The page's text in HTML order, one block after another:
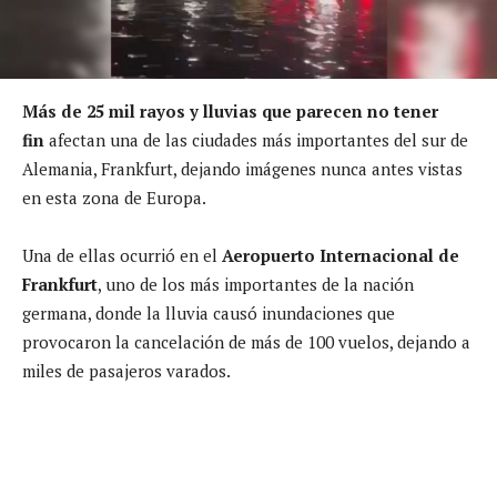
Más de 25 mil rayos y lluvias que parecen no tener
fin afectan una de las ciudades más importantes del sur de
Alemania, Frankfurt, dejando imágenes nunca antes vistas
en esta zona de Europa.
Una de ellas ocurrió en el Aeropuerto Internacional de
Frankfurt, uno de los más importantes de la nación
germana, donde la lluvia causó inundaciones que
provocaron la cancelación de más de 100 vuelos, dejando a
miles de pasajeros varados.